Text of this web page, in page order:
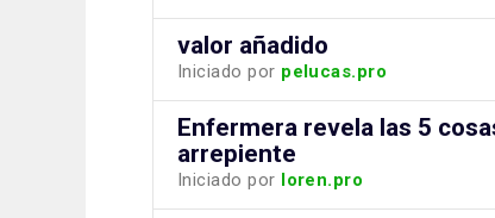
valor añadido
Iniciado por pelucas.pro
Enfermera revela las 5
arrepiente
Iniciado por loren.pro